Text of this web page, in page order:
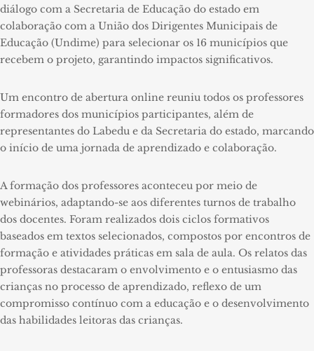
diálogo com a Secretaria de Educação do estado em
colaboração com a União dos Dirigentes Municipais de
Educação (Undime) para selecionar os 16 municípios que
recebem o projeto, garantindo impactos significativos.
Um encontro de abertura online reuniu todos os professores
formadores dos municípios participantes, além de
representantes do Labedu e da Secretaria do estado, marcando
o início de uma jornada de aprendizado e colaboração.
A formação dos professores aconteceu por meio de
webinários, adaptando-se aos diferentes turnos de trabalho
dos docentes. Foram realizados dois ciclos formativos
baseados em textos selecionados, compostos por encontros de
formação e atividades práticas em sala de aula. Os relatos das
professoras destacaram o envolvimento e o entusiasmo das
crianças no processo de aprendizado, reflexo de um
compromisso contínuo com a educação e o desenvolvimento
das habilidades leitoras das crianças.